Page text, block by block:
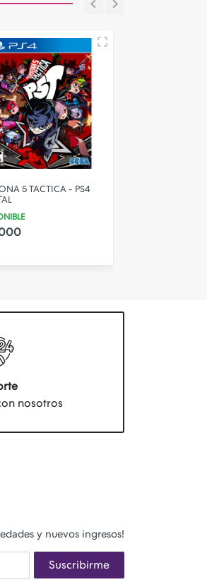
5 TACTICA - PS4
nosotros
y nuevos ingresos!
Suscribirme